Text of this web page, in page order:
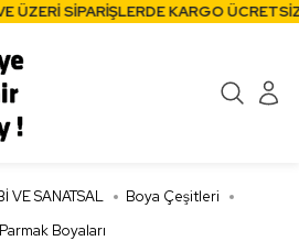
SİPARİŞLERDE KARGO ÜCRETSİZDİR.
VE SANATSAL
Boya Çeşitleri
Parmak Boyaları